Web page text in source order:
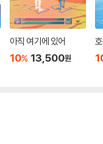
아직 여기에 있어
10% 13,500원